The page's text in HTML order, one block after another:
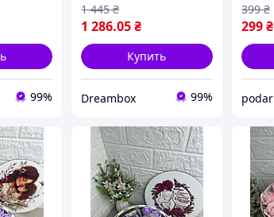
99%
1 286.05₴
1 445 ₴
Купить
Dreambox 99%
299 ₴
399 ₴